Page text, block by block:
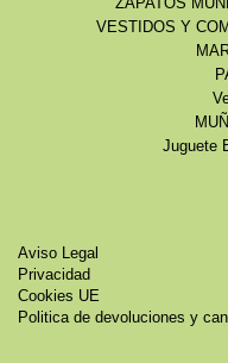
ZAPATOS
VESTIDOS Y
Juguete
Aviso Legal
Privacidad
Cookies UE
Politica de devoluciones y